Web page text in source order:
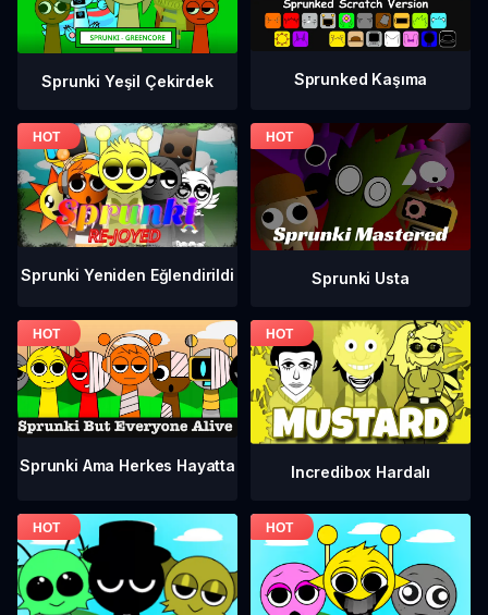
Sprunki Yeşil Çekirdek Sprunked Kaşıma
Sprunki Yeniden Eğlendirildi Sprunki Usta
Sprunki Ama Herkes Hayatta Incredibox Hardalı